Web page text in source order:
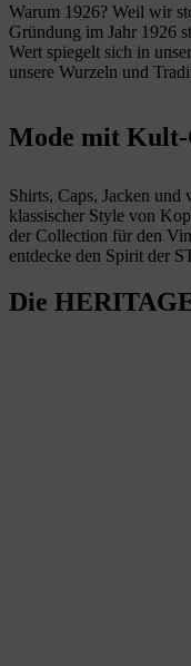
Warum 1926? Weil wir
Gründung im Jahr 1926
Wert spiegelt sich in
unsere Wurzeln und
Mode mit
Shirts, Caps, Jacken
klassischer Style von
der Collection für den
entdecke den Spirit der
Die